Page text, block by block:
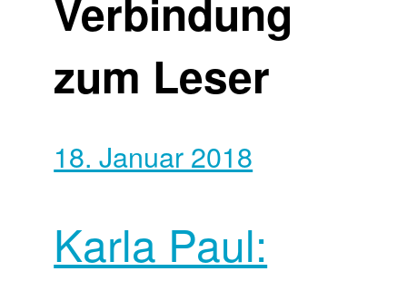
Verbindung
zum Leser
18. Januar 2018
Karla Paul: